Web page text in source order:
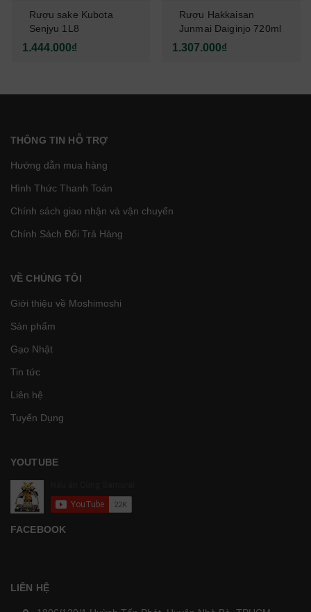
Rượu sake Kubota
Senjyu 1L8
1.444.000₫
Rượu Hakkaisan
Junmai Daiginjo 720ml
1.307.000₫
THÔNG TIN HỖ TRỢ
Hướng dẫn mua hàng
Hình Thức Thanh Toán
Chính sách giao nhận và vận chuyển
Chính Sách Đổi Trả Hàng
VỀ CHÚNG TÔI
Giới thiệu về Moshimoshi
Sản phẩm
Gạo Nhật
Tin tức
Liên hệ
Tuyển Dụng
YOUTUBE
FACEBOOK
LIÊN HỆ